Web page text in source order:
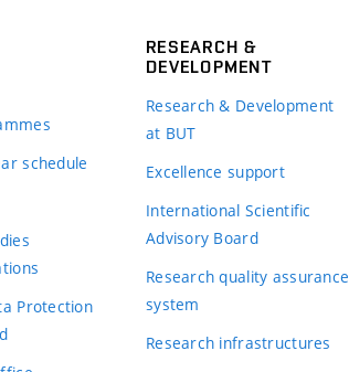
schedule
Protection
RESEARCH &
DEVELOPMENT
Research & Development
at BUT
Excellence support
International Scientific
Advisory Board
Research quality assurance
system
Research infrastructures